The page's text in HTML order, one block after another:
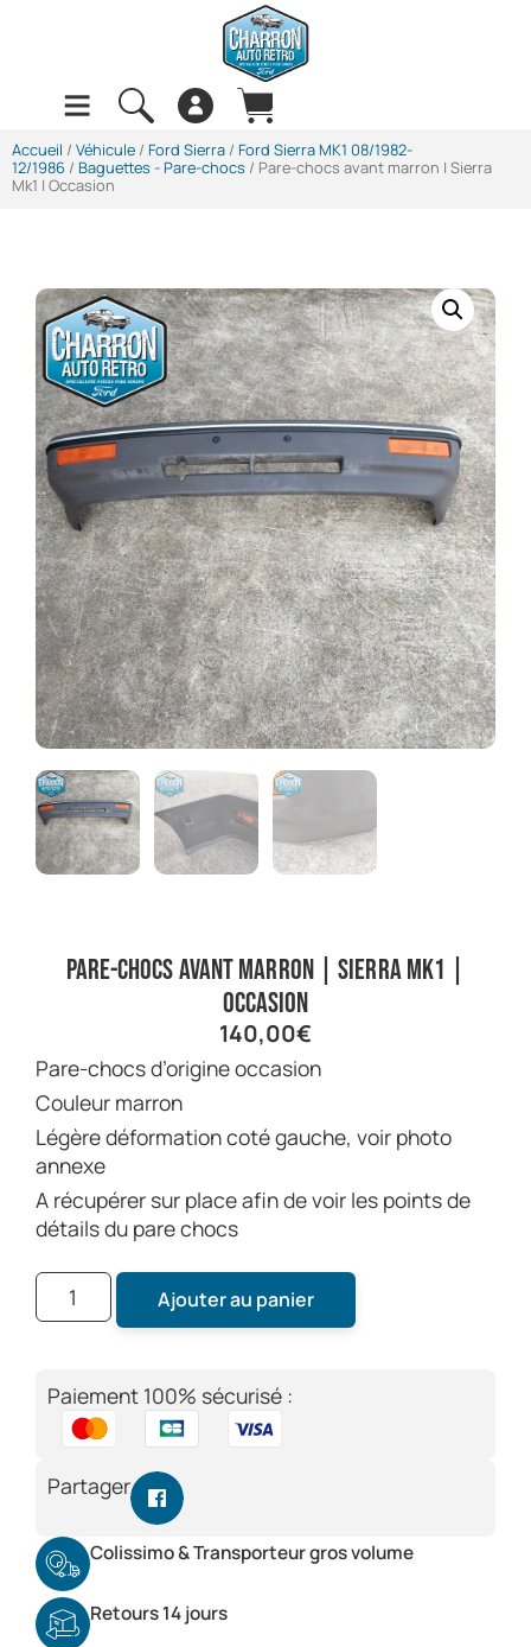
Accueil / Véhicule / Ford Sierra / Ford Sierra MK1 08/1982-
12/1986 / Baguettes - Pare-chocs / Pare-chocs avant marron | Sierra
Mk1 | Occasion
Pare-chocs avant marron | Sierra Mk1 |
Occasion
140,00€
Pare-chocs d’origine occasion
Couleur marron
Légère déformation coté gauche, voir photo
annexe
A récupérer sur place afin de voir les points de
détails du pare chocs
Ajouter au panier
Paiement 100% sécurisé :
Partager
Colissimo & Transporteur gros volume
Retours 14 jours